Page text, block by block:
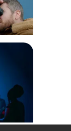
uniquement
au panier, basé
calculés dans le